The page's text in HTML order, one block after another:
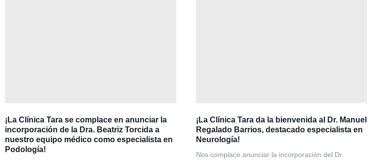
¡La Clínica Tara se complace en anunciar la
incorporación de la Dra. Beatriz Torcida a
nuestro equipo médico como especialista en
Podología!
¡La Clínica Tara da la bienvenida al Dr. Manuel
Regalado Barrios, destacado especialista en
Neurología!
Nos complace anunciar la incorporación del Dr.